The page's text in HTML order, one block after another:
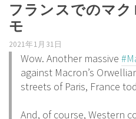
フランスでのマ
モ
2021年1月31日
Wow. Another massive
against Macron’s
streets of Paris, France
And, of course, Western